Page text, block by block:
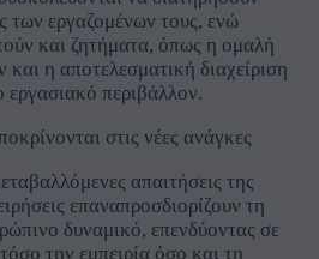
των εργαζομένων τους, ενώ
και ζητήματα, όπως η ομαλή
η αποτελεσματική διαχείριση
εργασιακό περιβάλλον.
στις νέες ανάγκες
απαιτήσεις της
επαναπροσδιορίζουν τη
δυναμικό, επενδύοντας σε
την εμπειρία όσο και τη